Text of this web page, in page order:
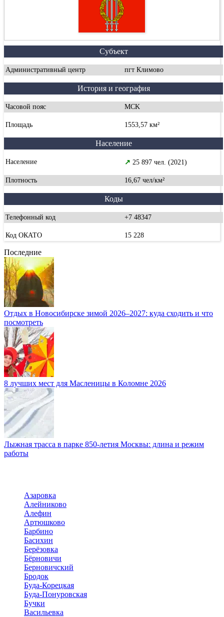
Субъект
Административный центр пгт Климово
История и география
Часовой пояс MCK
Площадь 1553,57 км²
Население
Население ↗ 25 897 чел. (2021)
Плотность 16,67 чел/км²
Коды
Телефонный код +7 48347
Код ОКАТО 15 228
Последние
Отдых в Новосибирске зимой 2026–2027: куда сходить и что
посмотреть
8 лучших мест для Масленицы в Коломне 2026
Лыжная трасса в парке 850-летия Москвы: длина и режим
работы
Азаровка
Алейниково
Алефин
Артюшково
Барбино
Басихин
Берёзовка
Бёрновичи
Берновичский
Бродок
Буда-Корецкая
Буда-Понуровская
Бучки
Васильевка